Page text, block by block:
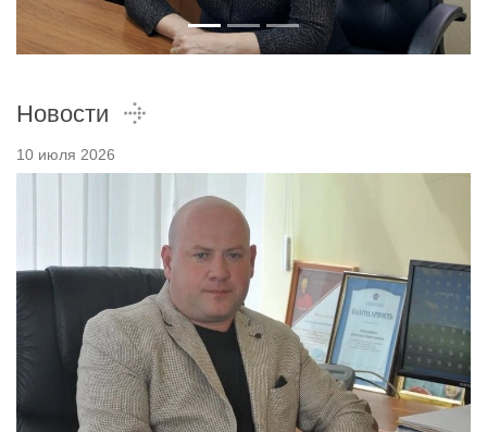
Новости
10 июля 2026